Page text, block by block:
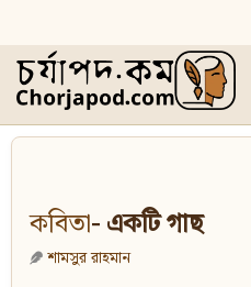
কবিতা- একটি গাছ
শামসুর রাহমান